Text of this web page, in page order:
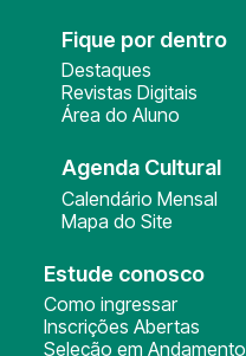
Fique por dentro
Destaques
Revistas Digitais
Área do Aluno
Agenda Cultural
Calendário Mensal
Mapa do Site
Estude conosco
Como ingressar
Inscrições Abertas
Seleção em Andamento